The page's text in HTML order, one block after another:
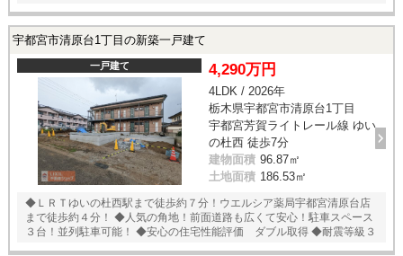
宇都宮市清原台1丁目の新築一戸建て
一戸建て 4,290万円
4LDK / 2026年
栃木県宇都宮市清原台1丁目
宇都宮芳賀ライトレール線 ゆい
の杜西 徒歩7分
建物面積 96.87㎡
土地面積 186.53㎡
◆ＬＲＴゆいの杜西駅まで徒歩約７分！ウエルシア薬局宇都宮清原台店
まで徒歩約４分！ ◆人気の角地！前面道路も広くて安心！駐車スペース
３台！並列駐車可能！ ◆安心の住宅性能評価 ダブル取得 ◆耐震等級３